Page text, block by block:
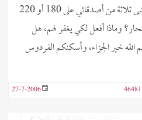
إذا كان الشارع سرعته 120 وقد مشى ثلاثة من أصدقائي على 180 أو 220
وماذا أفعل لكي يغفر لهم، هل
الله خير الجزاء، وأسكنكم الفردوس
46481
27-7-2006